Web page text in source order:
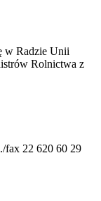
w Radzie Unii
Rolnictwa z
fax 22 620 60 29